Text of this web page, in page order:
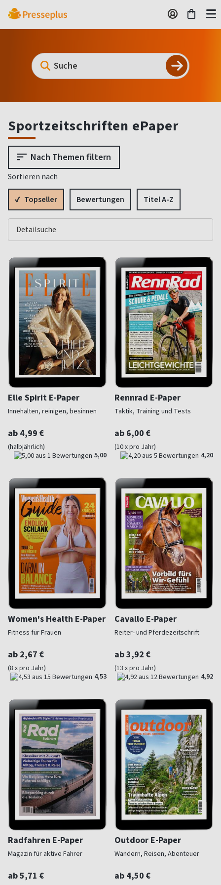
Sportzeitschriften ePaper
Nach Themen filtern
Sortieren nach
Topseller Bewertungen Titel A-Z
Elle Spirit E-Paper
Innehalten, reinigen, besinnen
ab 4,99 €
(halbjährlich)
5,00
Rennrad E-Paper
Taktik, Training und Tests
ab 6,00 €
(10 x pro Jahr)
4,20
Women's Health E-Paper
Fitness für Frauen
ab 2,67 €
(8 x pro Jahr)
4,53
Cavallo E-Paper
Reiter- und Pferdezeitschrift
ab 3,92 €
(13 x pro Jahr)
4,92
Radfahren E-Paper
Magazin für aktive Fahrer
ab 5,71 €
Outdoor E-Paper
Wandern, Reisen, Abenteuer
ab 4,50 €